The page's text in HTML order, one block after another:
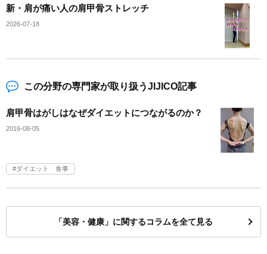
新・肩が痛い人の肩甲骨ストレッチ
2026-07-18
この分野の専門家が取り扱うJIJICO記事
肩甲骨はがしはなぜダイエットにつながるのか？
2016-08-05
ダイエット 食事
「美容・健康」に関するコラムを全て見る